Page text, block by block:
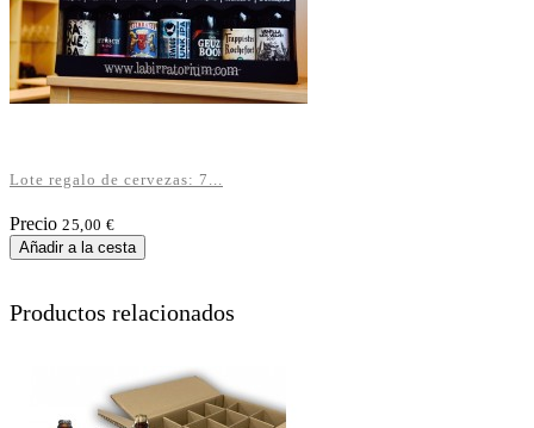
Lote regalo de cervezas: 7...
Precio 25,00 €
Añadir a la cesta
Productos relacionados